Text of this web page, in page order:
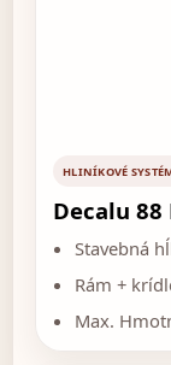
HLINÍKOVÉ
Decalu
Stavebná
Rám +
Max.